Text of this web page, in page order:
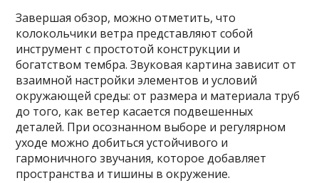
Завершая обзор, можно отметить, что
колокольчики ветра представляют собой
инструмент с простотой конструкции и
богатством тембра. Звуковая картина зависит от
взаимной настройки элементов и условий
окружающей среды: от размера и материала труб
до того, как ветер касается подвешенных
деталей. При осознанном выборе и регулярном
уходе можно добиться устойчивого и
гармоничного звучания, которое добавляет
пространства и тишины в окружение.